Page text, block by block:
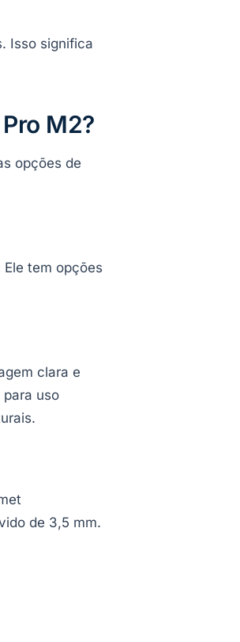
Isso significa
M2?
opções de
tem opções
clara e
uso
de 3,5 mm.